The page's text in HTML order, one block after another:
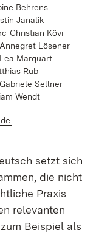
Behrens
Janalik
Christian Kövi
Lösener
Marquart
Rüb
Sellner
Wendt
setzt sich
die nicht
Praxis
relevanten
Beispiel als